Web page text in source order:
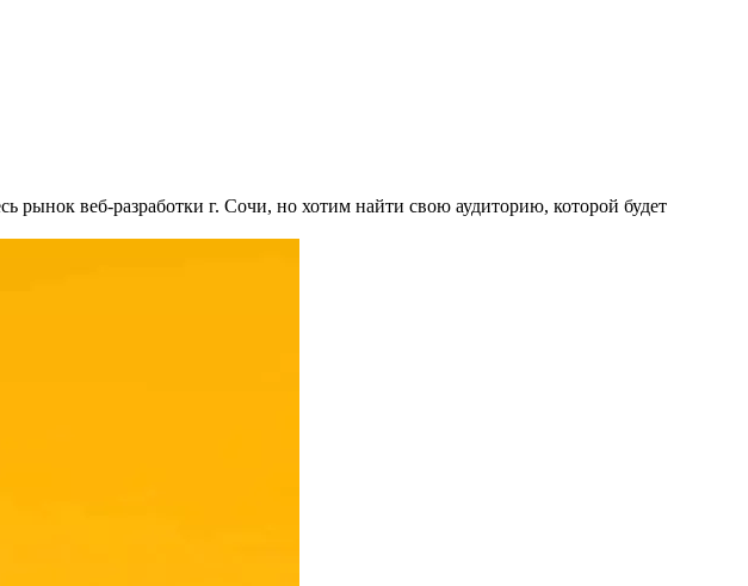
рынок веб-разработки г. Сочи, но хотим найти свою аудиторию, которой будет